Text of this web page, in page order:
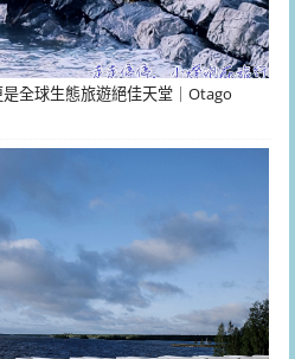
全球生態旅遊絕佳天堂｜Otago